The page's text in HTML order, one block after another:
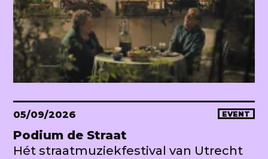
05/09/2026 EVENT
Podium de Straat
Hét straatmuziekfestival van Utrecht